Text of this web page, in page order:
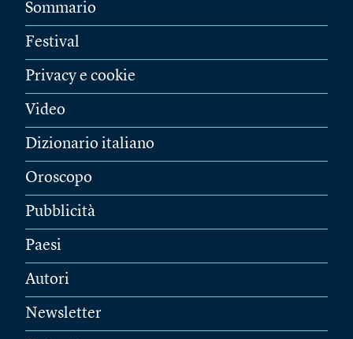
Sommario
Festival
Privacy e cookie
Video
Dizionario italiano
Oroscopo
Pubblicità
Paesi
Autori
Newsletter